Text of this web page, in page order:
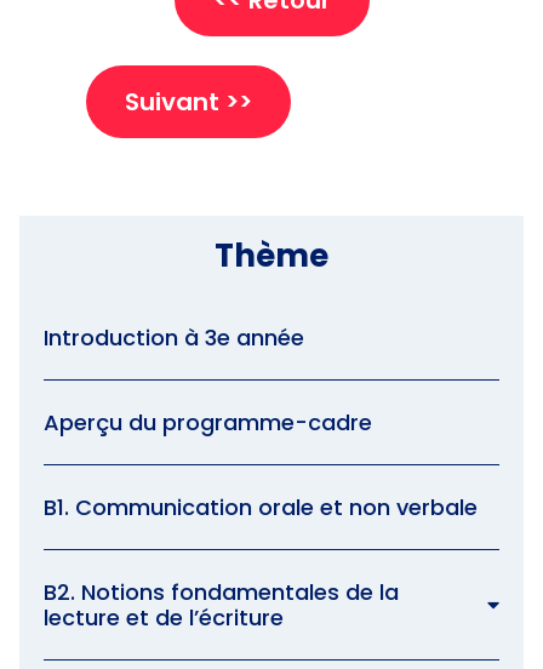
Thème
Introduction à 3e année
Aperçu du programme-cadre
B1. Communication orale et non verbale
B2. Notions fondamentales de la
lecture et de l’écriture
Suivant >>